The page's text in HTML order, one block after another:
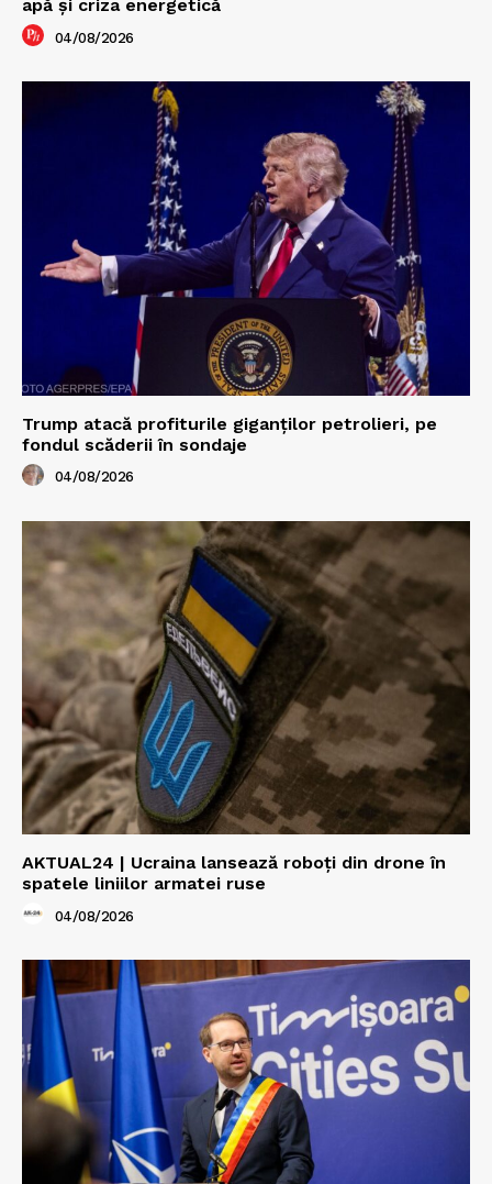
apă și criza energetică
04/08/2026
Trump atacă profiturile giganților petrolieri, pe
fondul scăderii în sondaje
04/08/2026
AKTUAL24 | Ucraina lansează roboți din drone în
spatele liniilor armatei ruse
04/08/2026